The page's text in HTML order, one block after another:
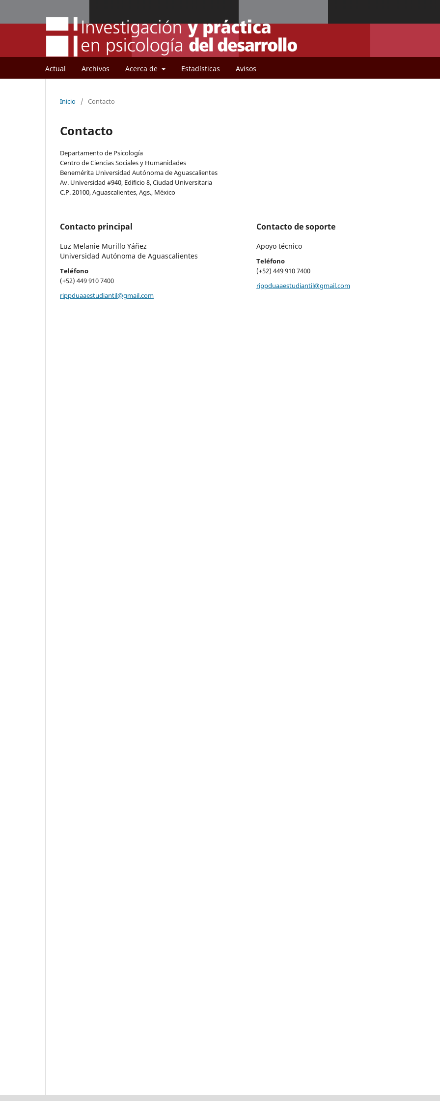
Actual Archivos Acerca de Estadísticas Avisos
Inicio / Contacto
Contacto
Departamento de Psicología
Centro de Ciencias Sociales y Humanidades
Benemérita Universidad Autónoma de Aguascalientes
Av. Universidad #940, Edificio 8, Ciudad Universitaria
C.P. 20100, Aguascalientes, Ags., México
Contacto principal
Luz Melanie Murillo Yáñez
Universidad Autónoma de Aguascalientes
Teléfono
(+52) 449 910 7400
rippduaaestudiantil@gmail.com
Contacto de soporte
Apoyo técnico
Teléfono
(+52) 449 910 7400
rippduaaestudiantil@gmail.com